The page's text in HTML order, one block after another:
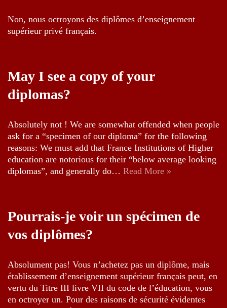
Non, nous octroyons des diplômes d’enseignement
supérieur privé français.
May I see a copy of your
diplomas?
Absolutely not ! We are somewhat offended when people
ask for a “specimen of our diploma” for the following
reasons: We must add that France Institutions of Higher
education are notorious for their “below average looking
diplomas”, and generally do… Read More »
Pourrais-je voir un spécimen de
vos diplômes?
Absolument pas! Vous n’achetez pas un diplôme, mais
établissement d’enseignement supérieur français peut, en
vertu du Titre III livre VII du code de l’éducation, vous
en octroyer un. Pour des raisons de sécurité évidentes